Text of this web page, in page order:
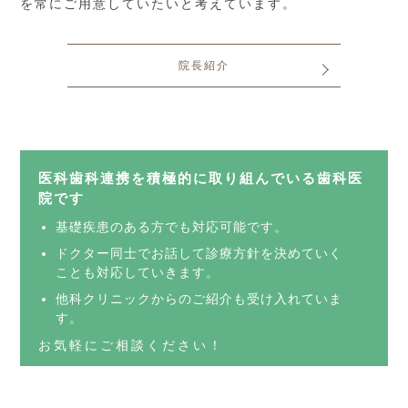
を常にご用意していたいと考えています。
院長紹介
医科歯科連携を積極的に取り組んでいる歯科医
院です
基礎疾患のある方でも対応可能です。
ドクター同士でお話して診療方針を決めていく
ことも対応していきます。
他科クリニックからのご紹介も受け入れていま
す。
お気軽にご相談ください！